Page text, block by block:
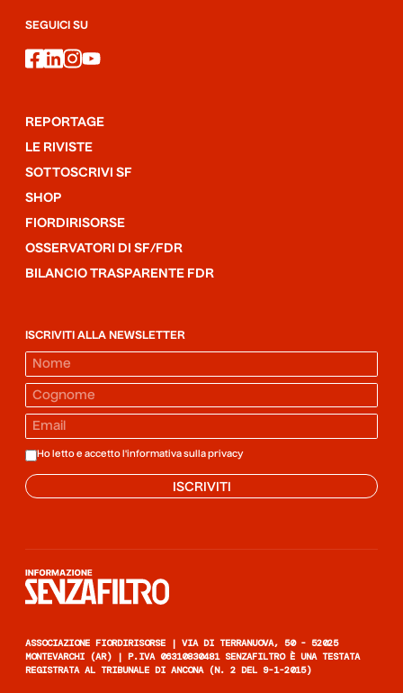
SEGUICI SU
facebook
linkedin
instagram
youtube
REPORTAGE
LE RIVISTE
SOTTOSCRIVI SF
SHOP
FIORDIRISORSE
OSSERVATORI DI SF/FDR
BILANCIO TRASPARENTE FDR
ISCRIVITI ALLA NEWSLETTER
Ho letto e accetto l'informativa sulla privacy
ISCRIVITI
ASSOCIAZIONE FIORDIRISORSE | VIA DI TERRANUOVA, 50 - 52025
MONTEVARCHI (AR) | P.IVA 06310830481 SENZAFILTRO È UNA TESTATA
REGISTRATA AL TRIBUNALE DI ANCONA (N. 2 DEL 9-1-2015)